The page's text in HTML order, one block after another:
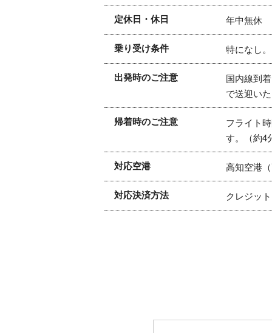
定休日・休日 年中無休
乗り受け条件 特になし。
出発時のご注意
国内線到
で送迎い
帰着時のご注意
フライト
す。（約4
対応空港 高知空港
対応決済方法 クレジット